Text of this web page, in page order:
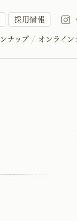
採用情報